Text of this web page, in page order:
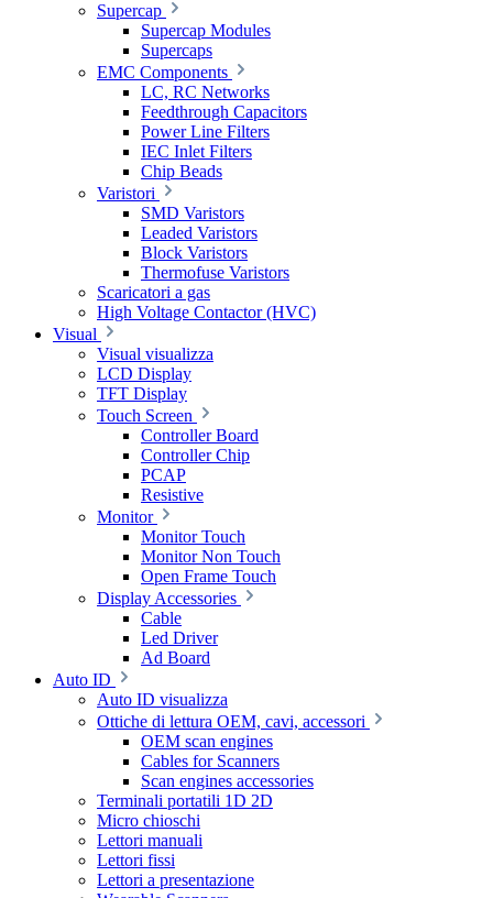
Supercap
Supercap Modules
Supercaps
EMC Components
LC, RC Networks
Feedthrough Capacitors
Power Line Filters
IEC Inlet Filters
Chip Beads
Varistori
SMD Varistors
Leaded Varistors
Block Varistors
Thermofuse Varistors
Scaricatori a gas
High Voltage Contactor (HVC)
Visual
Visual visualizza
LCD Display
TFT Display
Touch Screen
Controller Board
Controller Chip
PCAP
Resistive
Monitor
Monitor Touch
Monitor Non Touch
Open Frame Touch
Display Accessories
Cable
Led Driver
Ad Board
Auto ID
Auto ID visualizza
Ottiche di lettura OEM, cavi, accessori
OEM scan engines
Cables for Scanners
Scan engines accessories
Terminali portatili 1D 2D
Micro chioschi
Lettori manuali
Lettori fissi
Lettori a presentazione